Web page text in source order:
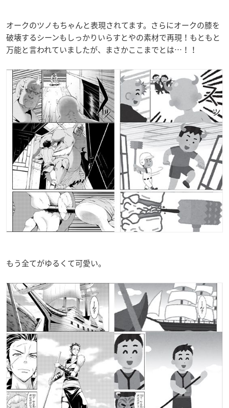
オークのツノもちゃんと表現されてます。さらにオークの膝を
破壊するシーンもしっかりいらすとやの素材で再現！もともと
万能と言われていましたが、まさかここまでとは…！！
もう全てがゆるくて可愛い。